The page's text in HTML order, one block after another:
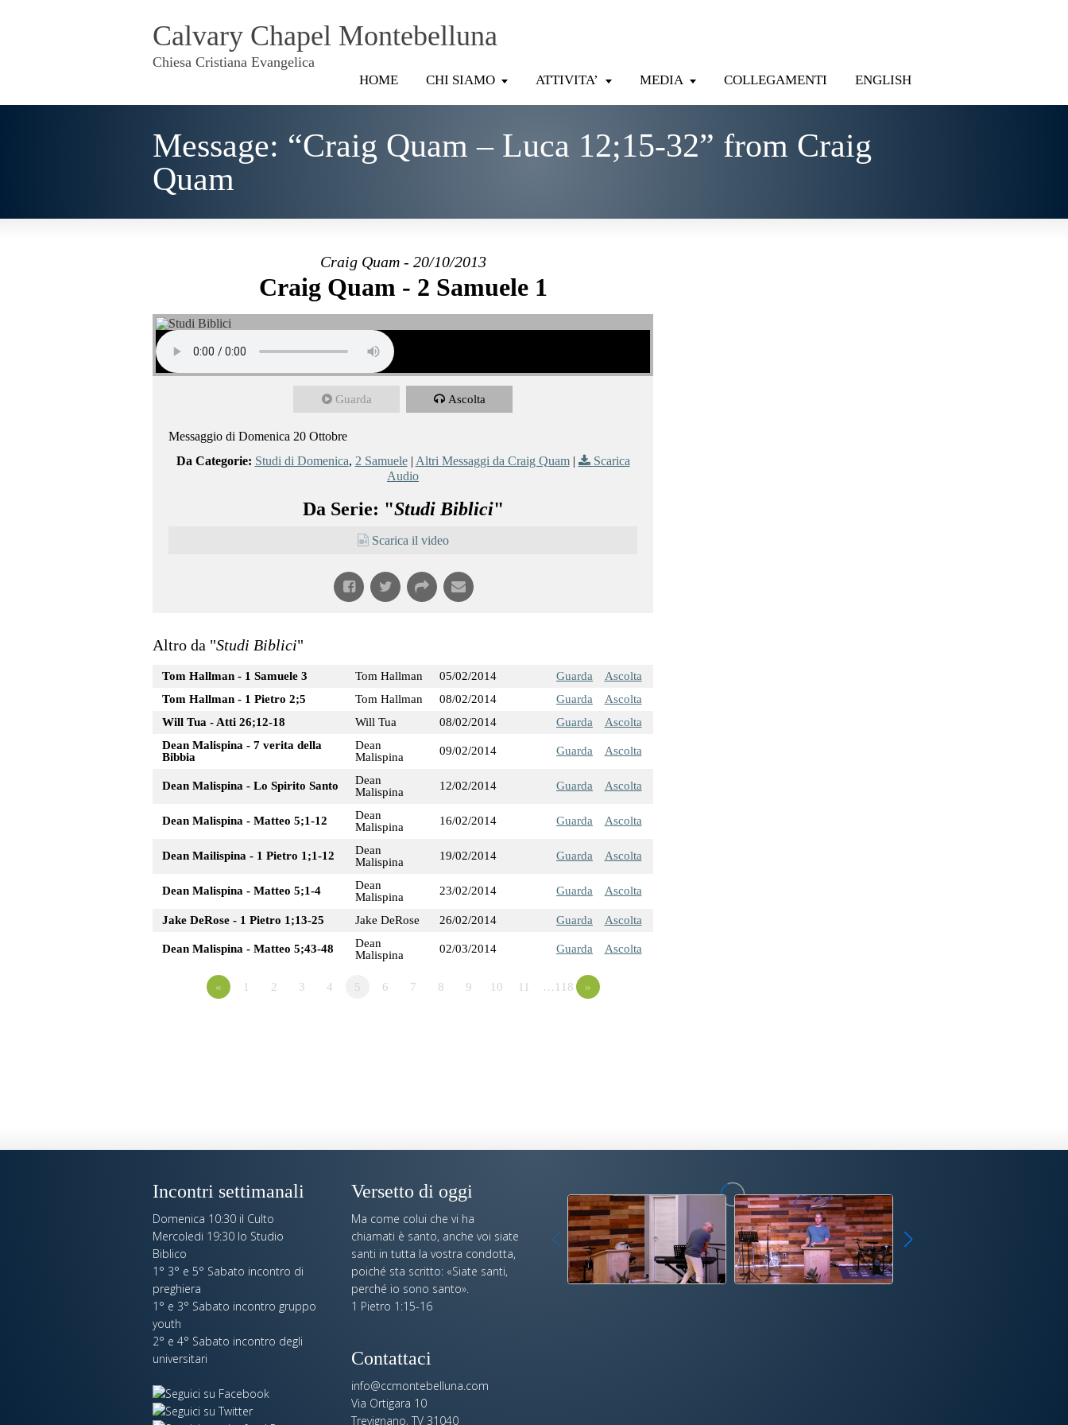
Calvary Chapel Montebelluna
Chiesa Cristiana Evangelica
HOME CHI SIAMO ATTIVITA’ MEDIA COLLEGAMENTI ENGLISH
Message: “Craig Quam – Luca 12;15-32” from Craig
Quam
Craig Quam - 20/10/2013
Craig Quam - 2 Samuele 1
Guarda Ascolta
Messaggio di Domenica 20 Ottobre
Da Categorie: Studi di Domenica, 2 Samuele| Altri Messaggi da Craig Quam|
Scarica
Audio
Da Serie: "Studi Biblici"
Scarica il video
Altro da "Studi Biblici"
Tom Hallman - 1 Samuele 3 Tom Hallman 05/02/2014 Guarda
Ascolta
Tom Hallman - 1 Pietro 2;5
Tom Hallman 08/02/2014 Guarda
Ascolta
Will Tua - Atti 26;12-18
Will Tua 08/02/2014 Guarda
Ascolta
Dean Malispina - 7 verita della
Bibbia
Dean
Malispina
09/02/2014 Guarda Ascolta
Dean Malispina - Lo Spirito Santo
Dean
Malispina
12/02/2014 Guarda Ascolta
Dean Malispina - Matteo 5;1-12
Dean
Malispina
16/02/2014 Guarda Ascolta
Dean Mailispina - 1 Pietro 1;1-12
Dean
Malispina
19/02/2014 Guarda Ascolta
Dean Malispina - Matteo 5;1-4
Dean
Malispina
23/02/2014 Guarda Ascolta
Jake DeRose - 1 Pietro 1;13-25 Jake DeRose 26/02/2014 Guarda Ascolta
Dean Malispina - Matteo 5;43-48
Dean
Malispina
02/03/2014 Guarda Ascolta
« 1 2 3 4 5 6 7 8 9 10 11 …118 »
Incontri settimanali
Domenica 10:30 il Culto
Mercoledi 19:30 lo Studio
Biblico
1° 3° e 5° Sabato incontro di
preghiera
1° e 3° Sabato incontro gruppo
youth
2° e 4° Sabato incontro degli
universitari
Versetto di oggi
Ma come colui che vi ha
chiamati è santo, anche voi siate
santi in tutta la vostra condotta,
poiché sta scritto: «Siate santi,
perché io sono santo».
1 Pietro 1:15-16
Contattaci
info@ccmontebelluna.com
Via Ortigara 10
Trevignano, TV 31040